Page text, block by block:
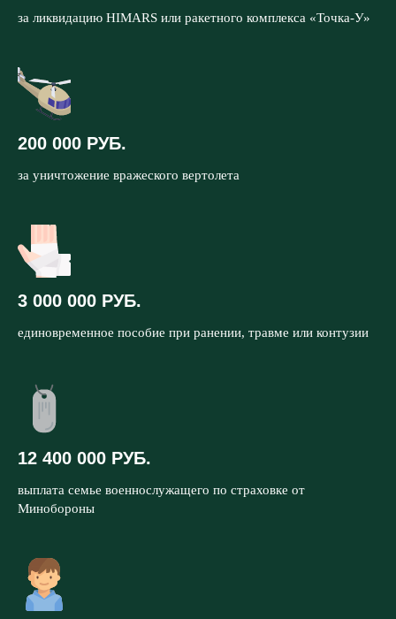
за ликвидацию HIMARS или ракетного комплекса «Точка-У»
200 000 РУБ.
за уничтожение вражеского вертолета
3 000 000 РУБ.
единовременное пособие при ранении, травме или контузии
12 400 000 РУБ.
выплата семье военнослужащего по страховке от
Минобороны